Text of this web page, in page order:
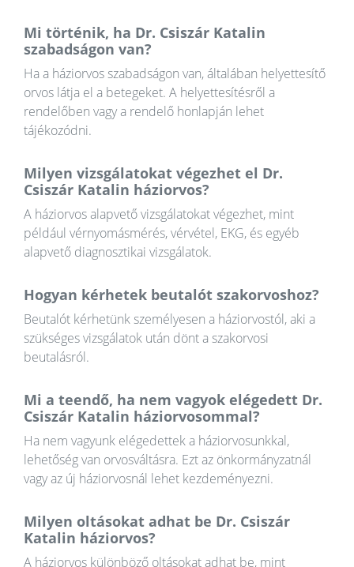
Mi történik, ha Dr. Csiszár Katalin
szabadságon van?
Ha a háziorvos szabadságon van, általában helyettesítő
orvos látja el a betegeket. A helyettesítésről a
rendelőben vagy a rendelő honlapján lehet
tájékozódni.
Milyen vizsgálatokat végezhet el Dr.
Csiszár Katalin háziorvos?
A háziorvos alapvető vizsgálatokat végezhet, mint
például vérnyomásmérés, vérvétel, EKG, és egyéb
alapvető diagnosztikai vizsgálatok.
Hogyan kérhetek beutalót szakorvoshoz?
Beutalót kérhetünk személyesen a háziorvostól, aki a
szükséges vizsgálatok után dönt a szakorvosi
beutalásról.
Mi a teendő, ha nem vagyok elégedett Dr.
Csiszár Katalin háziorvosommal?
Ha nem vagyunk elégedettek a háziorvosunkkal,
lehetőség van orvosváltásra. Ezt az önkormányzatnál
vagy az új háziorvosnál lehet kezdeményezni.
Milyen oltásokat adhat be Dr. Csiszár
Katalin háziorvos?
A háziorvos különböző oltásokat adhat be, mint